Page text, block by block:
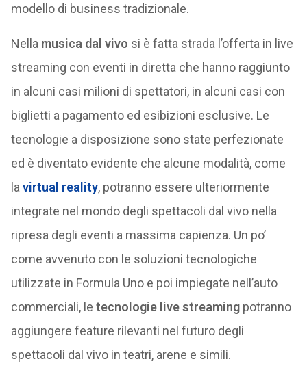
modello di business tradizionale.
Nella musica dal vivo si è fatta strada l’offerta in live
streaming con eventi in diretta che hanno raggiunto
in alcuni casi milioni di spettatori, in alcuni casi con
biglietti a pagamento ed esibizioni esclusive. Le
tecnologie a disposizione sono state perfezionate
ed è diventato evidente che alcune modalità, come
la virtual reality, potranno essere ulteriormente
integrate nel mondo degli spettacoli dal vivo nella
ripresa degli eventi a massima capienza. Un po’
come avvenuto con le soluzioni tecnologiche
utilizzate in Formula Uno e poi impiegate nell’auto
commerciali, le tecnologie live streamingpotranno
aggiungere feature rilevanti nel futuro degli
spettacoli dal vivo in teatri, arene e simili.